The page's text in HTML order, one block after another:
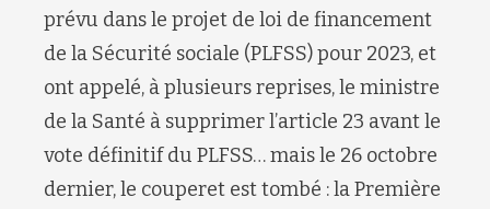
prévu dans le projet de loi de financement
de la Sécurité sociale (PLFSS) pour 2023, et
ont appelé, à plusieurs reprises, le ministre
de la Santé à supprimer l’article 23 avant le
vote définitif du PLFSS… mais le 26 octobre
dernier, le couperet est tombé : la Première